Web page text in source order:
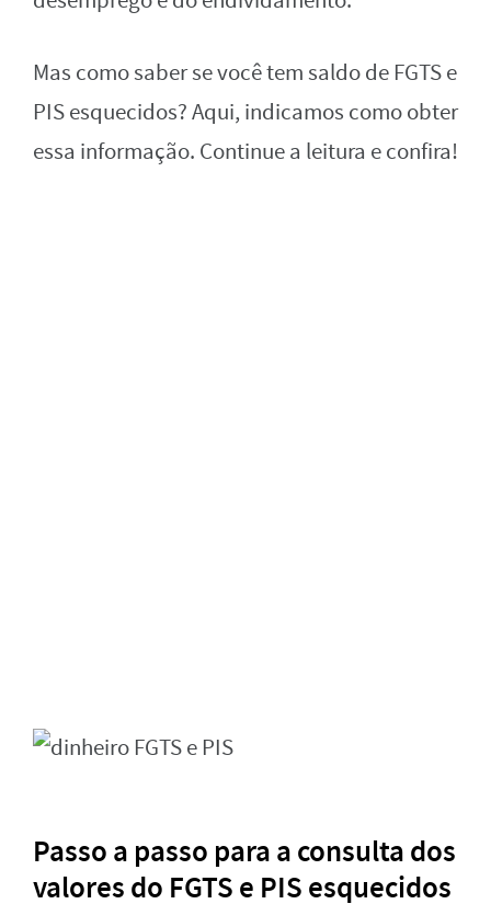
Mas como saber se você tem saldo de FGTS e
PIS esquecidos? Aqui, indicamos como obter
essa informação. Continue a leitura e confira!
Passo a passo para a consulta dos
valores do FGTS e PIS esquecidos